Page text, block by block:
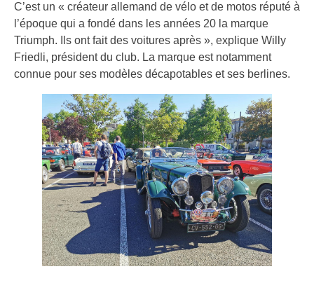
C’est un « créateur allemand de vélo et de motos réputé à
l’époque qui a fondé dans les années 20 la marque
Triumph. Ils ont fait des voitures après », explique Willy
Friedli, président du club. La marque est notamment
connue pour ses modèles décapotables et ses berlines.